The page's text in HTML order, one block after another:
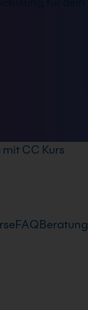
CC Kurs
FAQBeratung